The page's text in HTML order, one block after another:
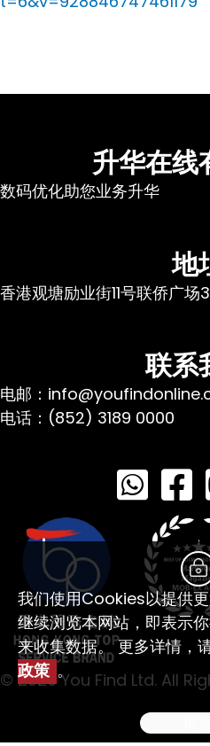
升华在线
数码优化助您业务升华
地
香港观塘励业街11号联侨广场
联系
电邮：
电话：(852) 3189 0000
© 2026 You Find Ltd. All
我们使用Cookies以提供
继续浏览本网站，即表示
来收集数据。 更多详情，
政策 。